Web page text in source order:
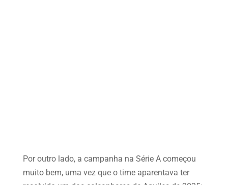
Por outro lado, a campanha na Série A começou
muito bem, uma vez que o time aparentava ter